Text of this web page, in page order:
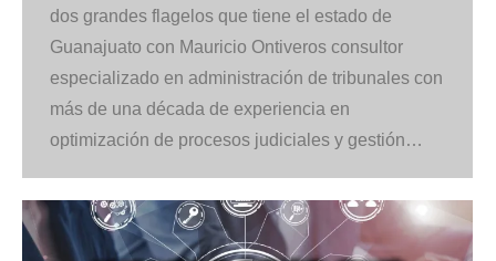
dos grandes flagelos que tiene el estado de
Guanajuato con Mauricio Ontiveros consultor
especializado en administración de tribunales con
más de una década de experiencia en
optimización de procesos judiciales y gestión…